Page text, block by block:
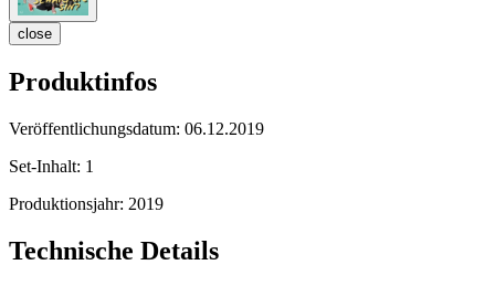
close
Produktinfos
Veröffentlichungsdatum: 06.12.2019
Set-Inhalt: 1
Produktionsjahr: 2019
Technische Details